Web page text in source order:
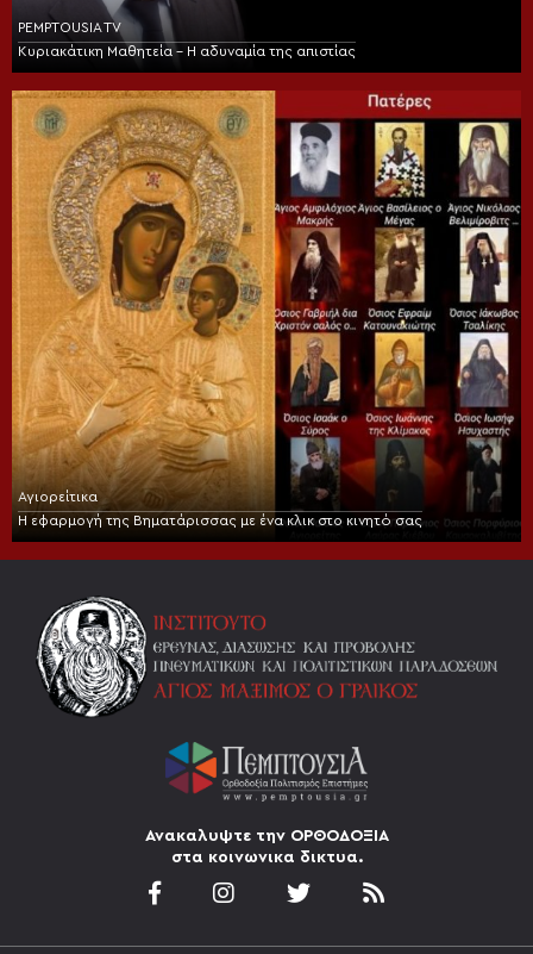
PEMPTOUSIA TV
Κυριακάτικη Μαθητεία – Η αδυναμία της απιστίας
Αγιορείτικα
Η εφαρμογή της Βηματάρισσας με ένα κλικ στο κινητό σας
Ανακαλυψτε την ΟΡΘΟΔΟΞΙΑ
στα κοινωνικα δικτυα.